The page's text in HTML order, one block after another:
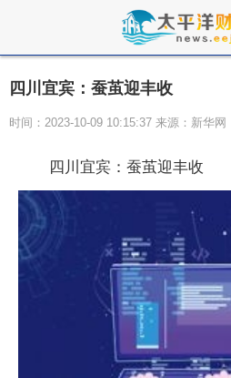
四川宜宾：蚕茧迎丰收
时间：2023-10-09 10:15:37 来源：新华网
四川宜宾：蚕茧迎丰收